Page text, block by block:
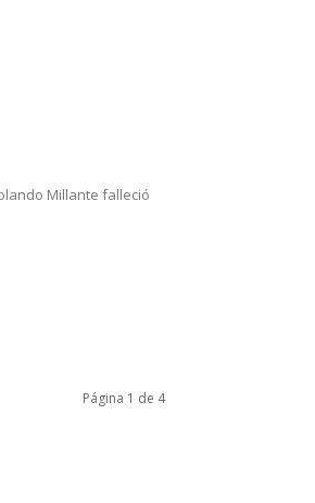
Millante falleció
Página 1 de 4